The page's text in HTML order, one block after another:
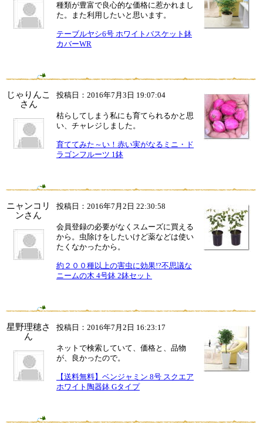
種類が豊富で良心的な価格に惹かれまし
た。また利用したいと思います。
テーブルヤシ6号 ホワイトバスケット鉢
カバーWR
じゃりんこ
さん
投稿日：2016年7月3日 19:07:04
枯らしてしまう私にも育てられるかと思
い、チャレジしました。
育ててみた～い！赤い実がなるミニ・ド
ラゴンフルーツ 1鉢
ニャンコリ
ンさん
投稿日：2016年7月2日 22:30:58
会員登録の必要がなくスムーズに買える
から。虫除けをしたいけど薬などは使い
たくなかったから。
約２００種以上の害虫に効果!?不思議な
ニームの木 4号鉢 2鉢セット
星野理穂さ
ん
投稿日：2016年7月2日 16:23:17
ネットで検索していて、価格と、品物
が、良かったので。
【送料無料】ベンジャミン 8号 スクエア
ホワイト陶器鉢 Gタイプ